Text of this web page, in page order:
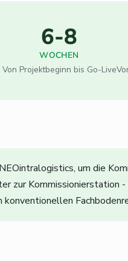
6-8
WOCHEN
Von Projektbeginn bis Go-Live
um die
zur Kommissionierstation